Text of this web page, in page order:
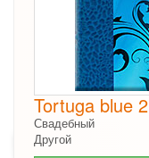
Tortuga blue 2
Свадебный
Другой